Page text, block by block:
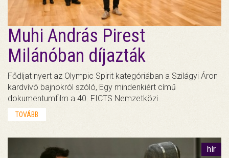
Muhi András Pirest
Milánóban díjazták
Fődíjat nyert az Olympic Spirit kategóriában a Szilágyi Áron
kardvívó bajnokról szóló, Egy mindenkiért című
dokumentumfilm a 40. FICTS Nemzetközi…
TOVÁBB
hír